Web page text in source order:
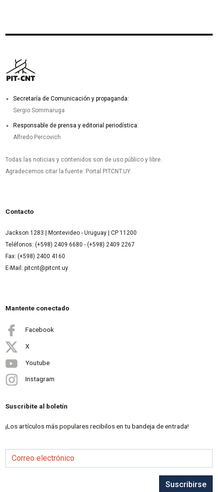
Secretaría de Comunicación y propaganda:
Sergio Sommaruga
Responsable de prensa y editorial periodística:
Alfredo Percovich
Todas las noticias y contenidos son de uso público y libre.
Agradecemos citar la fuente: Portal PITCNT.UY
Contacto
Jackson 1283 | Montevideo - Uruguay | CP 11200
Teléfonos: (+598) 2409 6680 - (+598) 2409 2267
Fax: (+598) 2400 4160
E-Mail: pitcnt@pitcnt.uy
Mantente conectado
Facebook
X
Youtube
Instagram
Suscribite al boletín
¡Los artículos más populares recibilos en tu bandeja de entrada!
Correo electrónico
Suscribirse